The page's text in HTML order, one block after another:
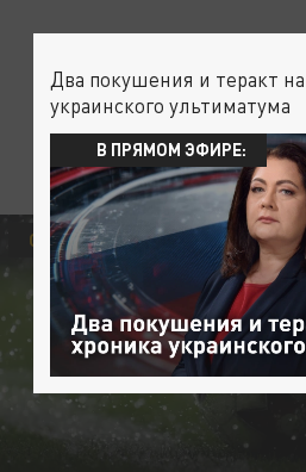
СПОРТ
Два покушения и теракт
украинского ультиматума
В ПРЯМОМ ЭФИРЕ: